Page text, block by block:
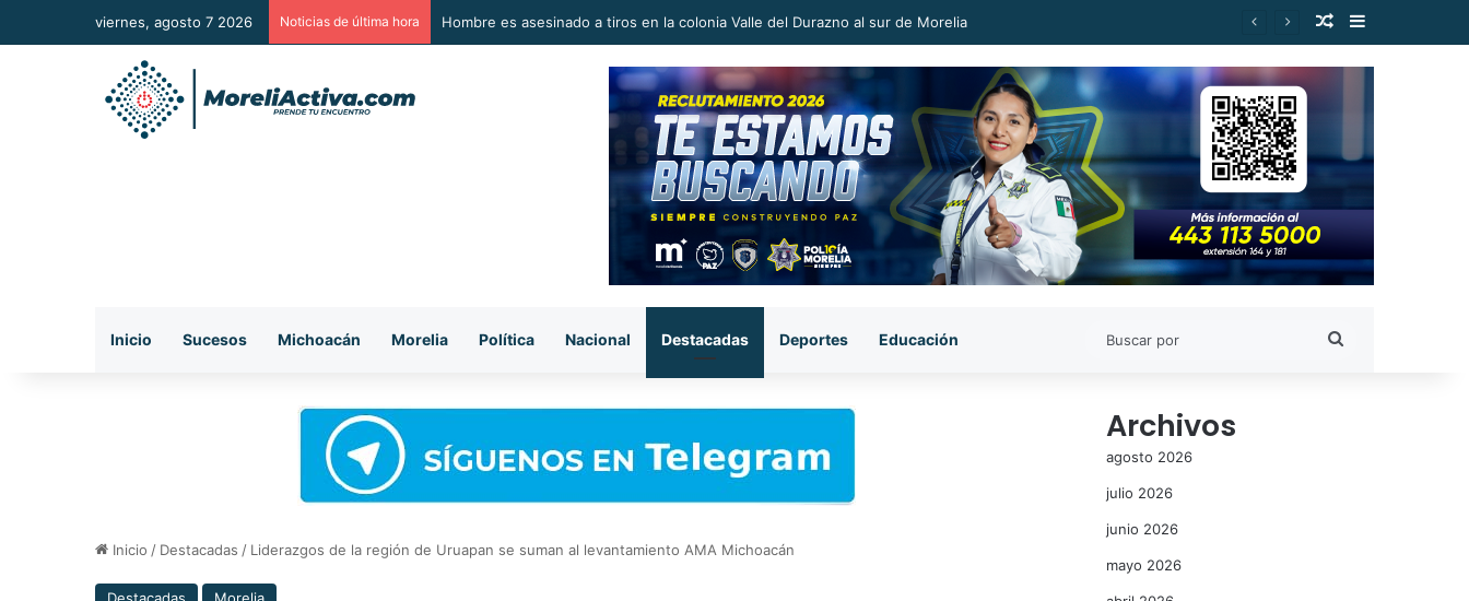
viernes, agosto 7 2026 Noticias de última hora A Sumar en la Reconstrucción del Tejido Social, Invita Rectora a Madres y Padres de Estudiantes Nicolaitas Publicación al
Barra lateral
Inicio Sucesos Michoacán Morelia Política Nacional Destacadas Deportes Educación
Inicio / Destacadas / Liderazgos de la región de Uruapan se suman al levantamiento AMA Michoacán
Archivos
agosto 2026
julio 2026
junio 2026
mayo 2026